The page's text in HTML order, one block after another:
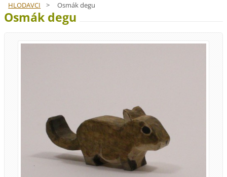
HLODAVCI
> Osmák degu
Osmák degu